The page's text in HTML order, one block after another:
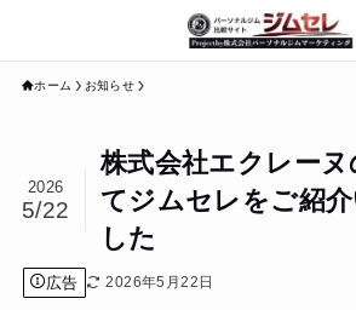
ホーム お知らせ
株式会社エクレー
てジムセレをご紹
した
2026
5/22
広告 2026年5月22日